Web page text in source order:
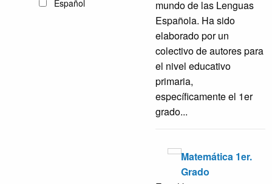
Español
mundo de las Lenguas
Española. Ha sido
elaborado por un
colectivo de autores para
el nivel educativo
primaria,
específicamente el 1er
grado...
Matemática 1er.
Grado